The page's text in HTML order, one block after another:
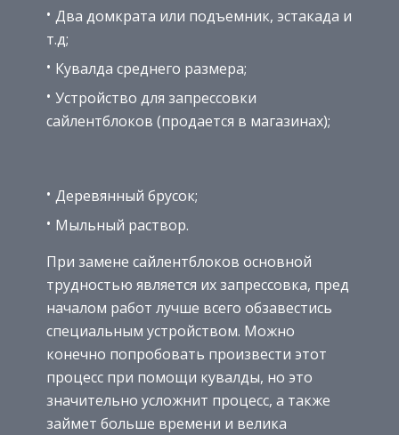
Два домкрата или подъемник, эстакада и
т.д;
Кувалда среднего размера;
Устройство для запрессовки
сайлентблоков (продается в магазинах);
Деревянный брусок;
Мыльный раствор.
При замене сайлентблоков основной
трудностью является их запрессовка, пред
началом работ лучше всего обзавестись
специальным устройством. Можно
конечно попробовать произвести этот
процесс при помощи кувалды, но это
значительно усложнит процесс, а также
займет больше времени и велика